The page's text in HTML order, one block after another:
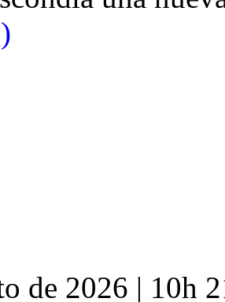
de 2026 | 10h